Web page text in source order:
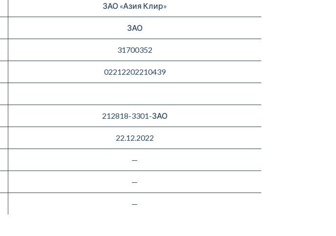
ЗАО «Азия Клир»
ЗАО
31700352
02212202210439
212818-3301-ЗАО
22.12.2022
—
—
—